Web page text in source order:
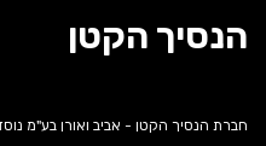
הנסיך הקטן